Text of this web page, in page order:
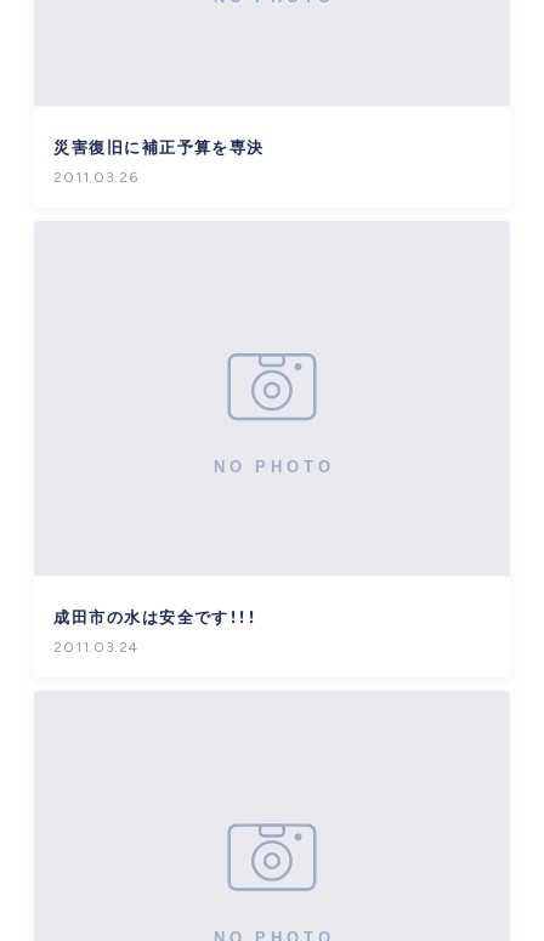
災害復旧に補正予算を専決
2011.03.26
成田市の水は安全です！！！
2011.03.24